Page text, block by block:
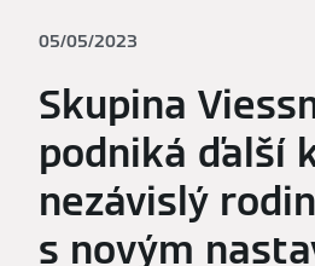
05/05/2023
Skupina
podniká ďalší
nezávislý
s novým